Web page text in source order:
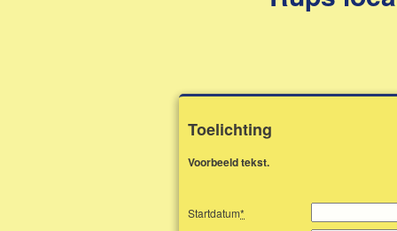
Toelichting
Voorbeeld tekst.
Startdatum*